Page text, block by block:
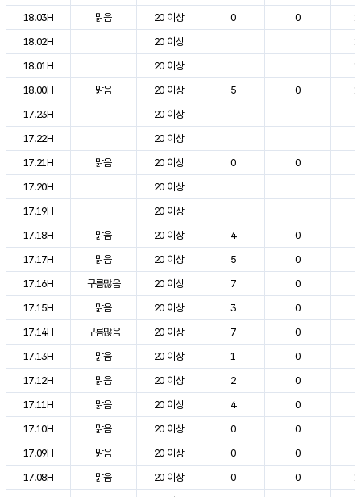
18.03H
맑음 20 이상 0 0
18.02H
20 이상
18.01H
20 이상
18.00H
맑음 20 이상 5 0
17.23H
20 이상
17.22H
20 이상
17.21H
맑음 20 이상 0 0
17.20H
20 이상
17.19H
20 이상
17.18H
맑음 20 이상 4 0
17.17H
맑음 20 이상 5 0
17.16H
구름많음 20 이상 7 0
17.15H
맑음 20 이상 3 0
17.14H
구름많음 20 이상 7 0
17.13H
맑음 20 이상 1 0
17.12H
맑음 20 이상 2 0
17.11H
맑음 20 이상 4 0
17.10H
맑음 20 이상 0 0
17.09H
맑음 20 이상 0 0
17.08H
맑음 20 이상 0 0